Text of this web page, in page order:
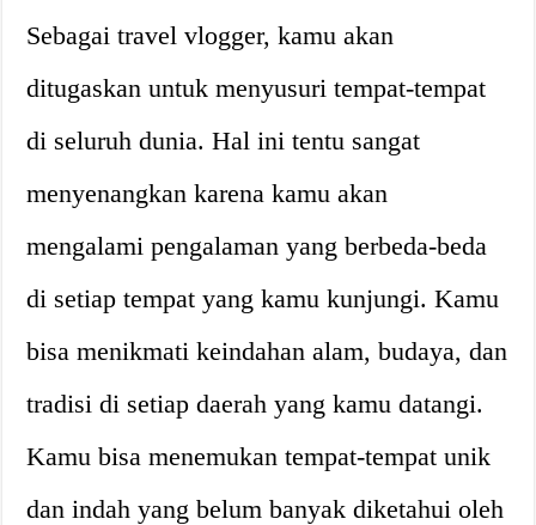
Sebagai travel vlogger, kamu akan
ditugaskan untuk menyusuri tempat-tempat
di seluruh dunia. Hal ini tentu sangat
menyenangkan karena kamu akan
mengalami pengalaman yang berbeda-beda
di setiap tempat yang kamu kunjungi. Kamu
bisa menikmati keindahan alam, budaya, dan
tradisi di setiap daerah yang kamu datangi.
Kamu bisa menemukan tempat-tempat unik
dan indah yang belum banyak diketahui oleh